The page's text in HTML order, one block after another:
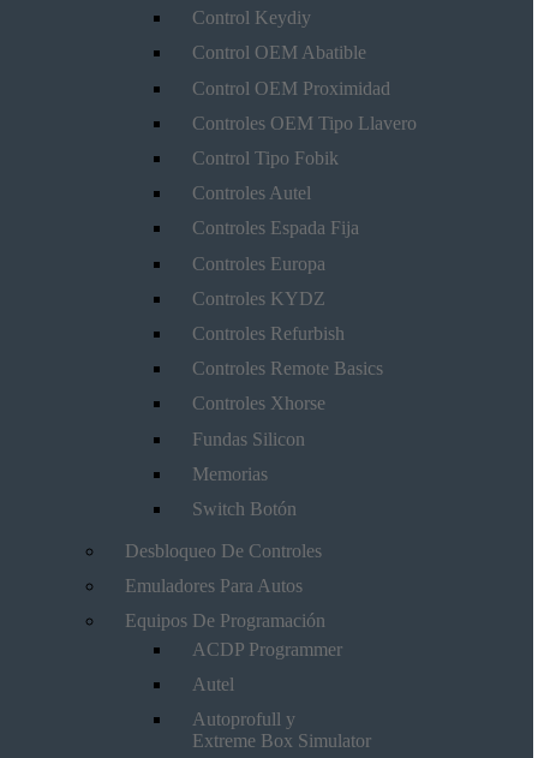
Control Keydiy
Control OEM Abatible
Control OEM Proximidad
Controles OEM Tipo Llavero
Control Tipo Fobik
Controles Autel
Controles Espada Fija
Controles Europa
Controles KYDZ
Controles Refurbish
Controles Remote Basics
Controles Xhorse
Fundas Silicon
Memorias
Switch Botón
Desbloqueo De Controles
Emuladores Para Autos
Equipos De Programación
ACDP Programmer
Autel
Autoprofull y
Extreme Box Simulator